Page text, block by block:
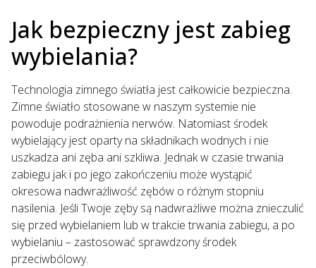
Jak bezpieczny jest zabieg
wybielania?
Technologia zimnego światła jest całkowicie bezpieczna.
Zimne światło stosowane w naszym systemie nie
powoduje podrażnienia nerwów. Natomiast środek
wybielający jest oparty na składnikach wodnych i nie
uszkadza ani zęba ani szkliwa. Jednak w czasie trwania
zabiegu jak i po jego zakończeniu może wystąpić
okresowa nadwrażliwość zębów o różnym stopniu
nasilenia. Jeśli Twoje zęby są nadwrażliwe można znieczulić
się przed wybielaniem lub w trakcie trwania zabiegu, a po
wybielaniu – zastosować sprawdzony środek
przeciwbólowy.